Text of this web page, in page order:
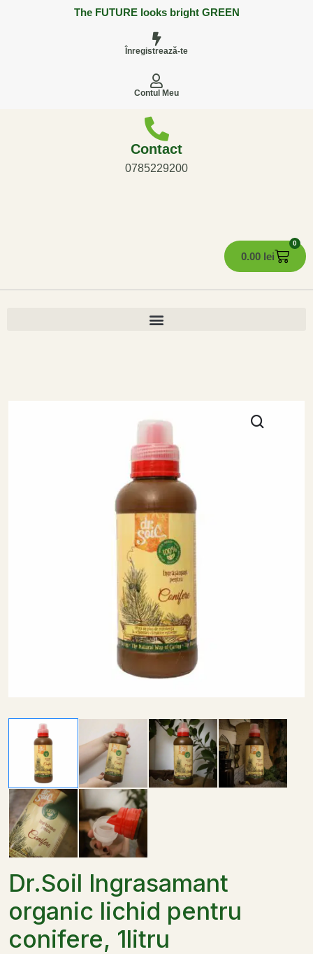
The FUTURE looks bright GREEN
Înregistrează-te
Contul Meu
Contact
0785229200
0.00 lei
0
Dr.Soil Ingrasamant
organic lichid pentru
conifere, 1litru